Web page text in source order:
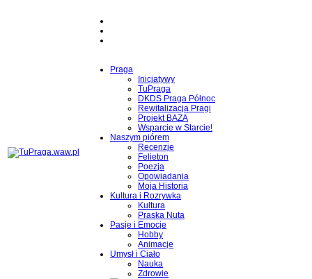
Praga
Inicjatywy
TuPraga
DKDS Praga Północ
Rewitalizacja Pragi
Projekt BAZA
Wsparcie w Starcie!
Naszym piórem
Recenzje
Felieton
Poezja
Opowiadania
Moja Historia
Kultura i Rozrywka
Kultura
Praska Nuta
Pasje i Emocje
Hobby
Animacje
Umysł i Ciało
Nauka
Zdrowie